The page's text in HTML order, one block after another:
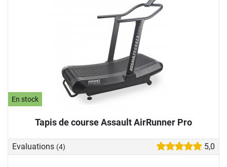
En stock
Tapis de course Assault AirRunner Pro
Evaluations (4) 5,0